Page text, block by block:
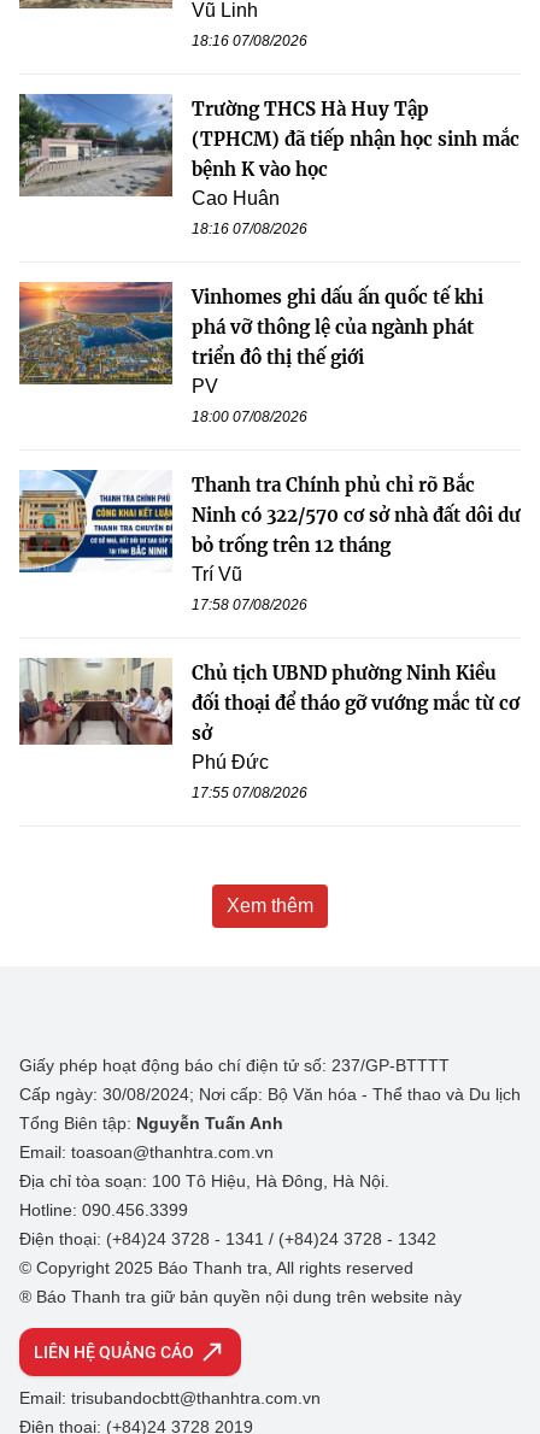
Vũ Linh
18:16 07/08/2026
Trường THCS Hà Huy Tập
(TPHCM) đã tiếp nhận học sinh mắc
bệnh K vào học
Cao Huân
18:16 07/08/2026
Vinhomes ghi dấu ấn quốc tế khi
phá vỡ thông lệ của ngành phát
triển đô thị thế giới
PV
18:00 07/08/2026
Thanh tra Chính phủ chỉ rõ Bắc
Ninh có 322/570 cơ sở nhà đất dôi dư
bỏ trống trên 12 tháng
Trí Vũ
17:58 07/08/2026
Chủ tịch UBND phường Ninh Kiều
đối thoại để tháo gỡ vướng mắc từ cơ
sở
Phú Đức
17:55 07/08/2026
Xem thêm
Giấy phép hoạt động báo chí điện tử số: 237/GP-BTTTT
Cấp ngày: 30/08/2024; Nơi cấp: Bộ Văn hóa - Thể thao và Du lịch
Tổng Biên tập: Nguyễn Tuấn Anh
Email: toasoan@thanhtra.com.vn
Địa chỉ tòa soạn: 100 Tô Hiệu, Hà Đông, Hà Nội.
Hotline: 090.456.3399
Điện thoại: (+84)24 3728 - 1341 / (+84)24 3728 - 1342
© Copyright 2025 Báo Thanh tra, All rights reserved
® Báo Thanh tra giữ bản quyền nội dung trên website này
LIÊN HỆ QUẢNG CÁO
Email: trisubandocbtt@thanhtra.com.vn
Điện thoại: (+84)24 3728 2019